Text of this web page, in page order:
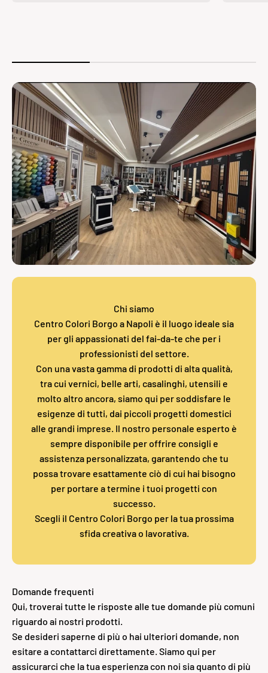
Chi siamo
Centro Colori Borgo a Napoli è il luogo ideale sia
per gli appassionati del fai-da-te che per i
professionisti del settore.
Con una vasta gamma di prodotti di alta qualità,
tra cui vernici, belle arti, casalinghi, utensili e
molto altro ancora, siamo qui per soddisfare le
esigenze di tutti, dai piccoli progetti domestici
alle grandi imprese. Il nostro personale esperto è
sempre disponibile per offrire consigli e
assistenza personalizzata, garantendo che tu
possa trovare esattamente ciò di cui hai bisogno
per portare a termine i tuoi progetti con
successo.
Scegli il Centro Colori Borgo per la tua prossima
sfida creativa o lavorativa.
Domande frequenti
Qui, troverai tutte le risposte alle tue domande più comuni
riguardo ai nostri prodotti.
Se desideri saperne di più o hai ulteriori domande, non
esitare a contattarci direttamente. Siamo qui per
assicurarci che la tua esperienza con noi sia quanto di più